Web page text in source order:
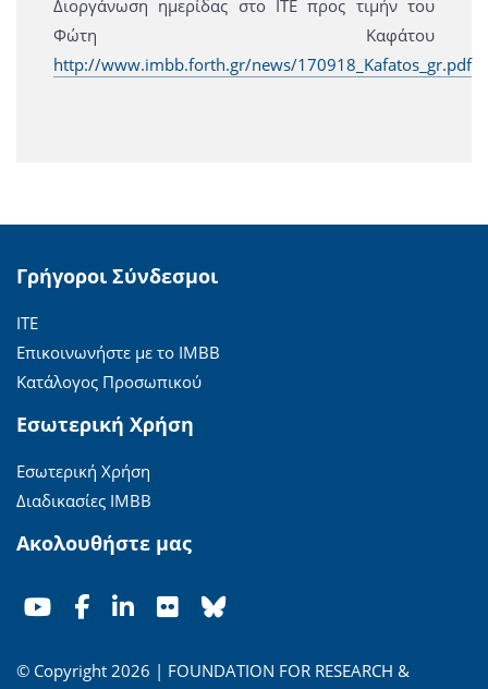
Διοργάνωση ημερίδας στο ΙΤΕ προς τιμήν του
Φώτη Καφάτου
http://www.imbb.forth.gr/news/170918_Kafatos_gr.pdf
Γρήγοροι Σύνδεσμοι
ΙΤΕ
Επικοινωνήστε με το ΙΜΒΒ
Κατάλογος Προσωπικού
Εσωτερική Χρήση
Εσωτερική Χρήση
Διαδικασίες ΙΜΒΒ
Ακολουθήστε μας
© Copyright 2026 | FOUNDATION FOR RESEARCH &